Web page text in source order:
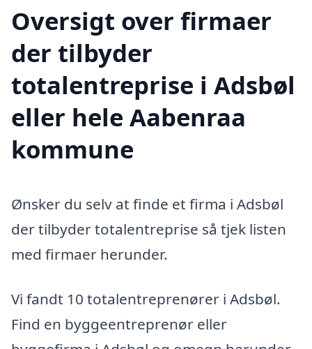
Oversigt over firmaer
der tilbyder
totalentreprise i Adsbøl
eller hele Aabenraa
kommune
Ønsker du selv at finde et firma i Adsbøl
der tilbyder totalentreprise så tjek listen
med firmaer herunder.
Vi fandt 10 totalentreprenører i Adsbøl.
Find en byggeentreprenør eller